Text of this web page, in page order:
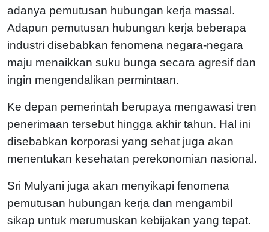
adanya pemutusan hubungan kerja massal.
Adapun pemutusan hubungan kerja beberapa
industri disebabkan fenomena negara-negara
maju menaikkan suku bunga secara agresif dan
ingin mengendalikan permintaan.
Ke depan pemerintah berupaya mengawasi tren
penerimaan tersebut hingga akhir tahun. Hal ini
disebabkan korporasi yang sehat juga akan
menentukan kesehatan perekonomian nasional.
Sri Mulyani juga akan menyikapi fenomena
pemutusan hubungan kerja dan mengambil
sikap untuk merumuskan kebijakan yang tepat.